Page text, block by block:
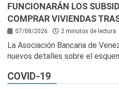
FUNCIONARÁN LOS
COMPRAR VIVIENDAS
07/08/2026 2 minutos de lectura
La Asociación Bancaria de
nuevos detalles sobre el
COVID-19